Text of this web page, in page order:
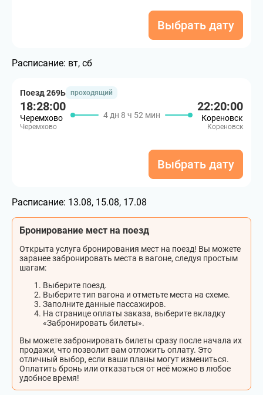
Выбрать дату
Расписание: вт, сб
Поезд 269Ь проходящий
18:28:00
Черемхово
Черемхово
4 дн 8 ч 52 мин
22:20:00
Кореновск
Кореновск
Выбрать дату
Расписание: 13.08, 15.08, 17.08
Бронирование мест на поезд
Открыта услуга бронирования мест на поезд! Вы можете
заранее забронировать места в вагоне, следуя простым
шагам:
Выберите поезд.
Выберите тип вагона и отметьте места на схеме.
Заполните данные пассажиров.
На странице оплаты заказа, выберите вкладку
«Забронировать билеты».
Вы можете забронировать билеты сразу после начала их
продажи, что позволит вам отложить оплату. Это
отличный выбор, если ваши планы могут измениться.
Оплатить бронь или отказаться от неё можно в любое
удобное время!